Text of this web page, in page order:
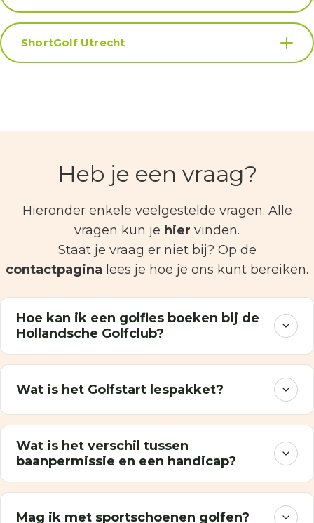
ShortGolf Utrecht
Heb je een vraag?
Hieronder enkele veelgestelde vragen. Alle
vragen kun je hier vinden.
Staat je vraag er niet bij? Op de
contactpagina lees je hoe je ons kunt bereiken.
Hoe kan ik een golfles boeken bij de
Hollandsche Golfclub?
Wat is het Golfstart lespakket?
Wat is het verschil tussen
baanpermissie en een handicap?
Mag ik met sportschoenen golfen?